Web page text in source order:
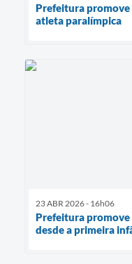
Prefeitura
atleta paralímpica
23 ABR 2026 - 16h06
Prefeitura promove
desde a primeira